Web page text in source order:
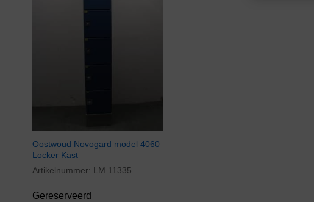
Oostwoud Novogard model 4060
Locker Kast
Artikelnummer: LM 11335
Gereserveerd